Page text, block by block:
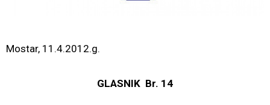
Mostar, 11.4.2012.g.
GLASNIK Br. 14